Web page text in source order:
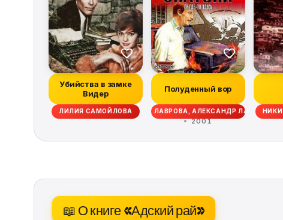
Убийства в замке
Видер
ЛИЛИЯ САМОЙЛОВА
Полуденный вор
ОЛЬГА ЛАВРОВА, АЛЕКСАНДР ЛАВРОВ
2001
📖 О книге «Адский рай»